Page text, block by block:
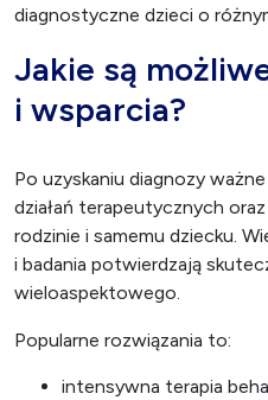
diagnostyczne dzieci o
Jakie są
i wsparcia?
Po uzyskaniu diagnozy
działań terapeutycznych
rodzinie i samemu dziecku.
i badania potwierdzają
wieloaspektowego.
Popularne rozwiązania to:
intensywna terapia